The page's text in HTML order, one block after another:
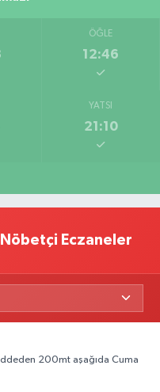
ÖĞLE
12:46
YATSI
21:10
Eczaneler
200mt aşağıda Cuma